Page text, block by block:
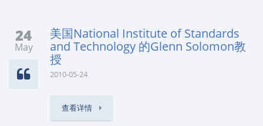
24
May
美国National Institute of Standards
and Technology 的Glenn Solomon教
授
2010-05-24
查看详情